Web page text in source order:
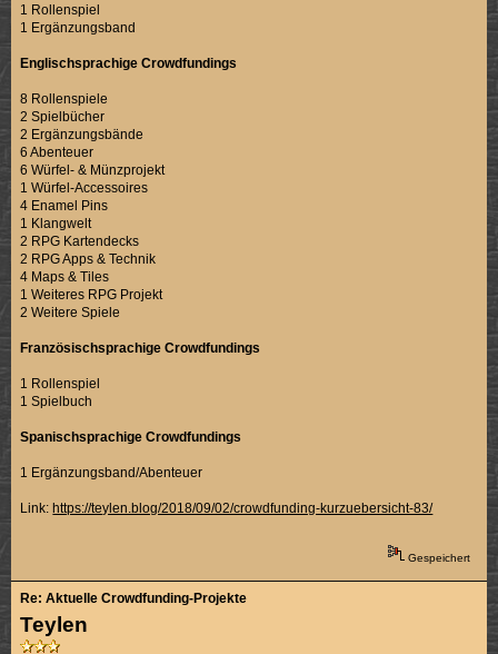
1 Rollenspiel
1 Ergänzungsband
Englischsprachige Crowdfundings
8 Rollenspiele
2 Spielbücher
2 Ergänzungsbände
6 Abenteuer
6 Würfel- & Münzprojekt
1 Würfel-Accessoires
4 Enamel Pins
1 Klangwelt
2 RPG Kartendecks
2 RPG Apps & Technik
4 Maps & Tiles
1 Weiteres RPG Projekt
2 Weitere Spiele
Französischsprachige Crowdfundings
1 Rollenspiel
1 Spielbuch
Spanischsprachige Crowdfundings
1 Ergänzungsband/Abenteuer
Link:https://teylen.blog/2018/09/02/crowdfunding-kurzuebersicht-83/
Gespeichert
Teylen
Re: Aktuelle Crowdfunding-Projekte